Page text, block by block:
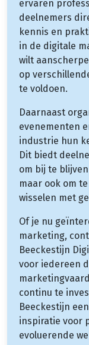
ervaren
deelnemers
kennis en
in de digitale
wilt
op
te voldoen.
Daarnaast
evenementen
industrie hun
Dit biedt
om bij te
maar ook om
wisselen met
Of je nu
marketing,
Beeckestijn
voor iedereen
continu te
Beeckestijn
inspiratie voor
evoluerende